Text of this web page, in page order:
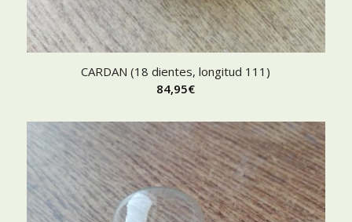
CARDAN (18 dientes, longitud 111)
84,95€